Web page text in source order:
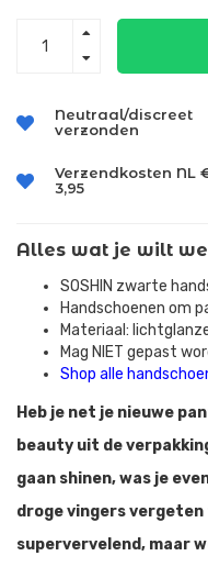
Neutraal/discreet
verzonden
Verzendkosten NL
3,95
Alles wat je wilt
SOSHIN zwarte
Handschoenen om
Materiaal:
Mag NIET gepast
Shop alle
Heb je net je nieuwe
beauty uit de
gaan shinen, was je
droge vingers
supervervelend, maar